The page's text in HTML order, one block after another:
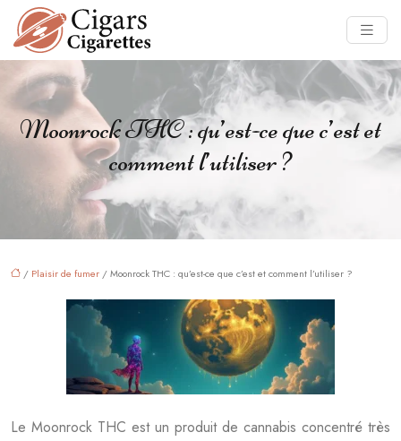
Moonrock THC : qu’est-ce que c’est et
comment l’utiliser ?
/ Plaisir de fumer / Moonrock THC : qu’est-ce que c’est et comment l’utiliser ?
Le Moonrock THC est un produit de cannabis concentré très